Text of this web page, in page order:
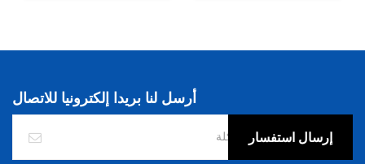
أرسل لنا بريدا إلكترونيا للاتصال
إرسال استفسار